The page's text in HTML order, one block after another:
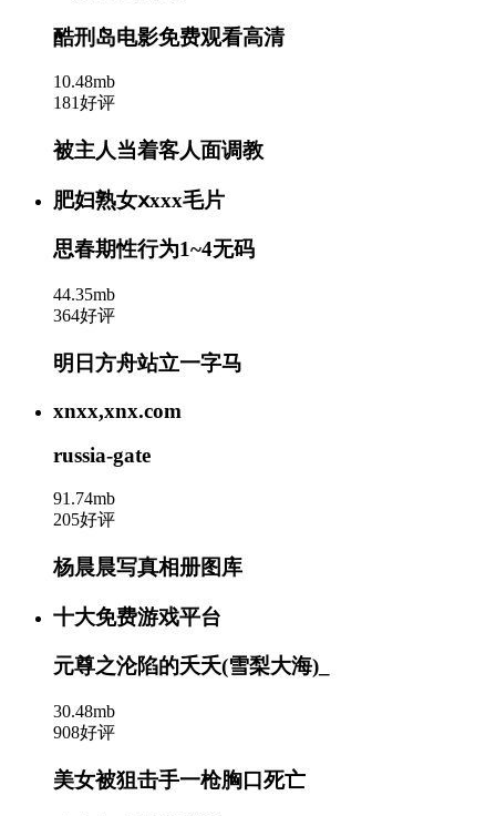
酷刑岛电影免费观看高清
10.48mb
181好评
被主人当着客人面调教
肥妇熟女ⅹxxx毛片
思春期性行为1~4无码
44.35mb
364好评
明日方舟站立一字马
xnxx,xnx.com
russia-gate
91.74mb
205好评
杨晨晨写真相册图库
十大免费游戏平台
元尊之沦陷的夭夭(雪梨大海)_
30.48mb
908好评
美女被狙击手一枪胸口死亡